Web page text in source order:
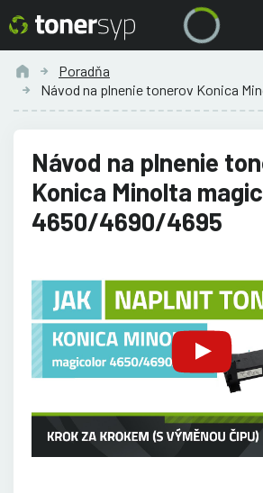
Poradňa
Návod na plnenie tonerov Konica Minolta
Návod na plnenie
Konica Minolta
4650/4690/4695